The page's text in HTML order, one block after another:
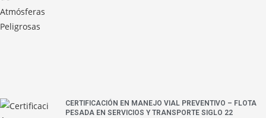
CERTIFICACIÓN EN MANEJO VIAL PREVENTIVO – FLOTA
PESADA EN SERVICIOS Y TRANSPORTE SIGLO 22